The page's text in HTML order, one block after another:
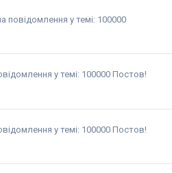
повідомлення у темі: 100000
у темі: 100000 Постов!
у темі: 100000 Постов!